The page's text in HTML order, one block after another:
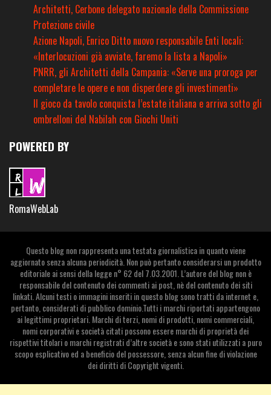
Architetti, Cerbone delegato nazionale della Commissione
Protezione civile
Azione Napoli, Enrico Ditto nuovo responsabile Enti locali:
«Interlocuzioni già avviate, faremo la lista a Napoli»
PNRR, gli Architetti della Campania: «Serve una proroga per
completare le opere e non disperdere gli investimenti»
Il gioco da tavolo conquista l’estate italiana e arriva sotto gli
ombrelloni del Nabilah con Giochi Uniti
POWERED BY
RomaWebLab
Questo blog non rappresenta una testata giornalistica in quanto viene
aggiornato senza alcuna periodicità. Non può pertanto considerarsi un prodotto
editoriale ai sensi della legge n° 62 del 7.03.2001. L’autore del blog non è
responsabile del contenuto dei commenti ai post, nè del contenuto dei siti
linkati. Alcuni testi o immagini inseriti in questo blog sono tratti da internet e,
pertanto, considerati di pubblico dominio.Tutti i marchi riportati appartengono
ai legittimi proprietari. Marchi di terzi, nomi di prodotti, nomi commerciali,
nomi corporativi e società citati possono essere marchi di proprietà dei
rispettivi titolari o marchi registrati d’altre società e sono stati utilizzati a puro
scopo esplicativo ed a beneficio del possessore, senza alcun fine di violazione
dei diritti di Copyright vigenti.